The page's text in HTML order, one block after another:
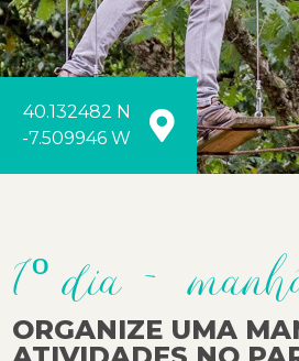
40.132482 N
-7.509946 W
1º dia -
ORGANIZE UMA